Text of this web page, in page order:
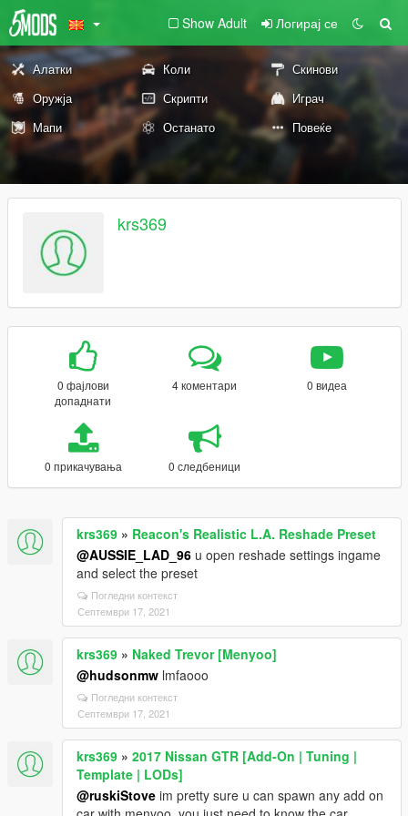
Show Adult Логирај се
Алатки Коли
Скинови
Оружја
Скрипти
Играч
Мапи
Останато Повеќе
krs369
0 фајлови
допаднати
4 коментари 0 видеа
0 прикачувања 0 следбеници
krs369 » Reacon's Realistic L.A. Reshade Preset
@AUSSIE_LAD_96 u open reshade settings ingame
and select the preset
Погледни контекст
Септември 17, 2021
krs369 » Naked Trevor [Menyoo]
@hudsonmw lmfaooo
Погледни контекст
Септември 17, 2021
krs369 » 2017 Nissan GTR [Add-On | Tuning |
Template | LODs]
@ruskiStove im pretty sure u can spawn any add on